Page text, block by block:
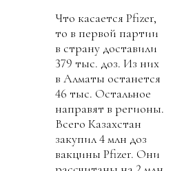
Что касается Pfizer,
то в первой партии
в страну доставили
379 тыс. доз. Из них
в Алматы останется
46 тыс. Остальное
направят в регионы.
Всего Казахстан
закупил 4 млн доз
вакцины Pfizer. Они